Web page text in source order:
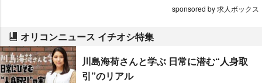
sponsored by 求人ボックス
オリコンニュース イチオシ特集
川島海荷さんと学ぶ 日常に潜む“人身取
引”のリアル